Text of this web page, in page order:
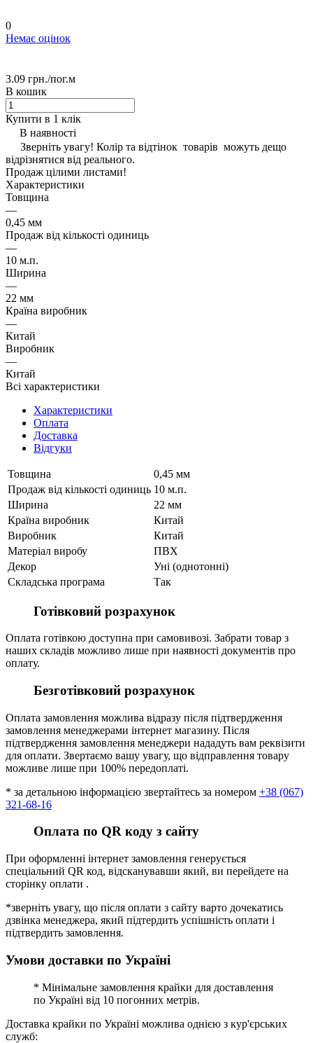
0
Немає оцінок
3.09 грн./пог.м
В кошик
Купити в 1 клік
В наявності
Зверніть увагу! Колір та відтінок товарів можуть дещо
відрізнятися від реального.
Продаж цілими листами!
Характеристики
Товщина
—
0,45 мм
Продаж від кількості одиниць
—
10 м.п.
Ширина
—
22 мм
Країна виробник
—
Китай
Виробник
—
Китай
Всі характеристики
Характеристики
Оплата
Доставка
Відгуки
Товщина
0,45 мм
Продаж від кількості одиниць 10 м.п.
Ширина
22 мм
Країна виробник
Китай
Виробник
Китай
Матеріал виробу
ПВХ
Декор
Уні (однотонні)
Складська програма
Так
Готівковий розрахунок
Оплата готівкою доступна при самовивозі. Забрати товар з
наших складів можливо лише при наявності документів про
оплату.
Безготівковий розрахунок
Оплата замовлення можлива відразу після підтвердження
замовлення менеджерами інтернет магазину. Після
підтвердження замовлення менеджери нададуть вам реквізити
для оплати. Звертаємо вашу увагу, що відправлення товару
можливе лише при 100% передоплаті.
* за детальною інформацією звертайтесь за номером +38 (067)
321-68-16
Оплата по QR коду з сайту
При оформленні інтернет замовлення генерується
спеціальний QR код, відсканувавши який, ви перейдете на
сторінку оплати .
*зверніть увагу, що після оплати з сайту варто дочекатись
дзвінка менеджера, який підтердить успішність оплати і
підтвердить замовлення.
Умови доставки по Україні
* Мінімальне замовлення крайки для доставлення
по Україні від 10 погонних метрів.
Доставка крайки по Україні можлива однією з кур'єрських
служб: